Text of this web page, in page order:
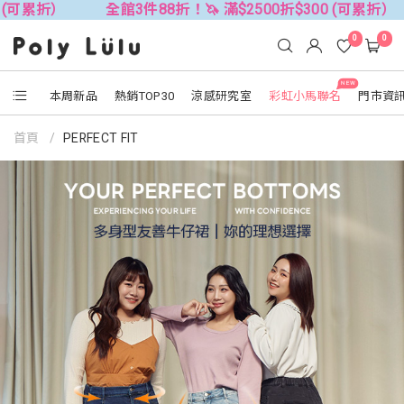
件88折！🦄 滿$2500折$300 (可累折） 全館3件88折
本周新品 熱銷TOP30 涼感研究室
NEW
彩虹小馬聯名 門市資
0 0
首頁 PERFECT FIT